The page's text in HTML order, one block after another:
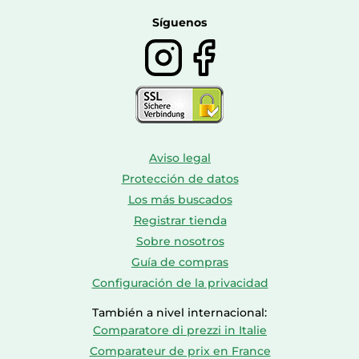
Síguenos
Aviso legal
Protección de datos
Los más buscados
Registrar tienda
Sobre nosotros
Guía de compras
Configuración de la privacidad
También a nivel internacional:
Comparatore di prezzi in Italie
Comparateur de prix en France